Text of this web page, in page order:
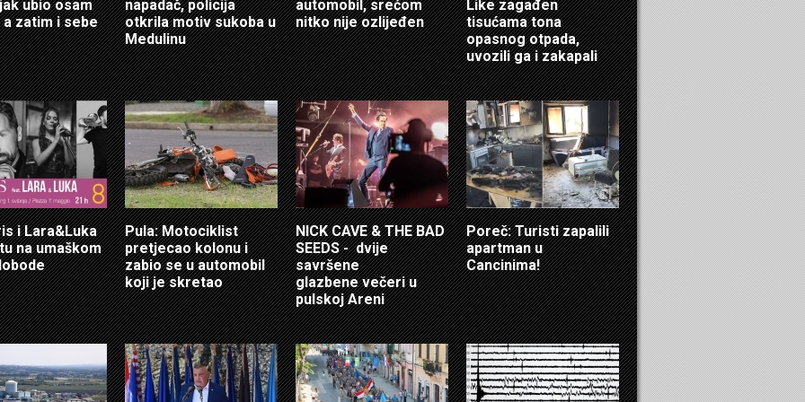
ubio osam
a zatim i sebe
napadač, policija
otkrila motiv sukoba u
Medulinu
automobil, srećom
nitko nije ozlijeđen
Like zagađen
tisućama tona
opasnog otpada,
uvozili ga i zakapali
i Lara&Luka
na umaškom
Pula: Motociklist
pretjecao kolonu i
zabio se u automobil
koji je skretao
NICK CAVE & THE BAD
SEEDS - dvije
savršene
glazbene večeri u
pulskoj Areni
Poreč: Turisti zapalili
apartman u
Cancinima!